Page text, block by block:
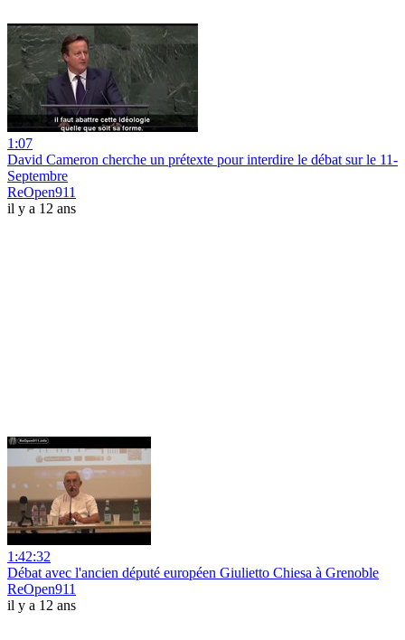
1:07
David Cameron cherche un prétexte pour interdire le débat sur le 11-
Septembre
ReOpen911
il y a 12 ans
1:42:32
Débat avec l'ancien député européen Giulietto Chiesa à Grenoble
ReOpen911
il y a 12 ans